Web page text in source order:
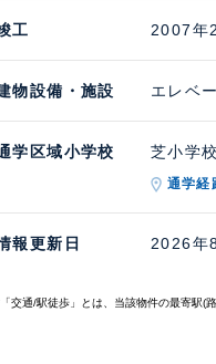
工 2007年
物設備・施設 エレベ
学区域小学校 芝小学
通学経
報更新日 2026年
交通/駅徒歩」とは、当該物件の最寄駅(